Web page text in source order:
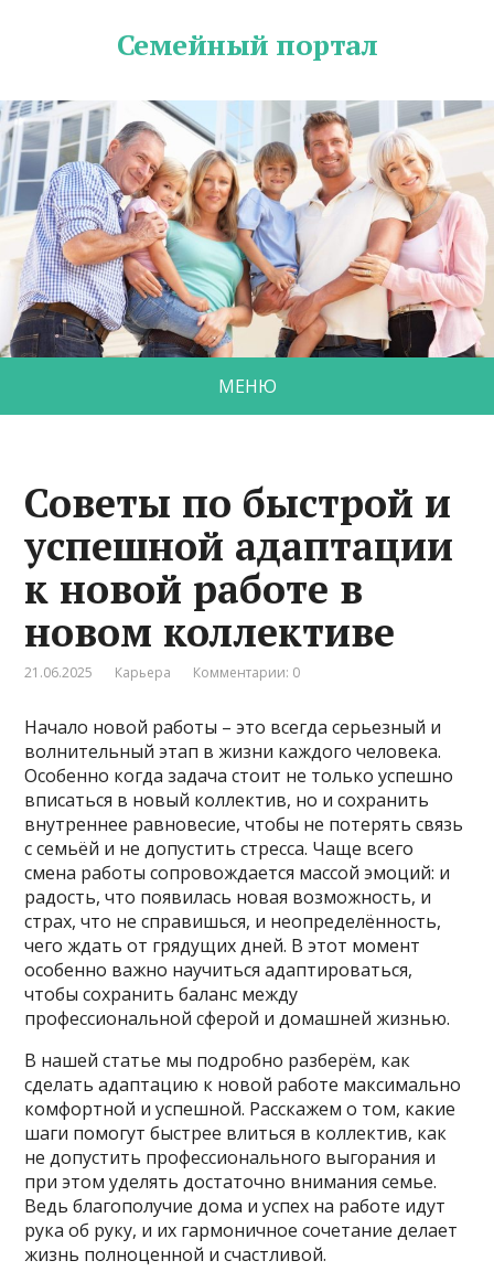
Семейный портал
МЕНЮ
Советы по быстрой и
успешной адаптации
к новой работе в
новом коллективе
21.06.2025 Карьера Комментарии: 0
Начало новой работы – это всегда серьезный и
волнительный этап в жизни каждого человека.
Особенно когда задача стоит не только успешно
вписаться в новый коллектив, но и сохранить
внутреннее равновесие, чтобы не потерять связь
с семьёй и не допустить стресса. Чаще всего
смена работы сопровождается массой эмоций: и
радость, что появилась новая возможность, и
страх, что не справишься, и неопределённость,
чего ждать от грядущих дней. В этот момент
особенно важно научиться адаптироваться,
чтобы сохранить баланс между
профессиональной сферой и домашней жизнью.
В нашей статье мы подробно разберём, как
сделать адаптацию к новой работе максимально
комфортной и успешной. Расскажем о том, какие
шаги помогут быстрее влиться в коллектив, как
не допустить профессионального выгорания и
при этом уделять достаточно внимания семье.
Ведь благополучие дома и успех на работе идут
рука об руку, и их гармоничное сочетание делает
жизнь полноценной и счастливой.